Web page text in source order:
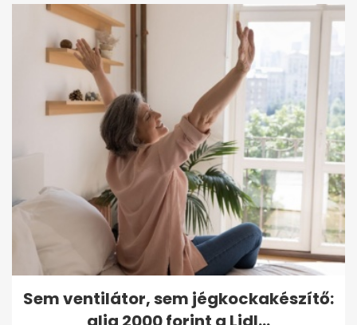
Sem ventilátor, sem jégkockakészítő: